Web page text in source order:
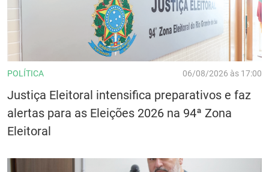
POLÍTICA 06/08/2026 às 17:00
Justiça Eleitoral intensifica preparativos e faz
alertas para as Eleições 2026 na 94ª Zona
Eleitoral